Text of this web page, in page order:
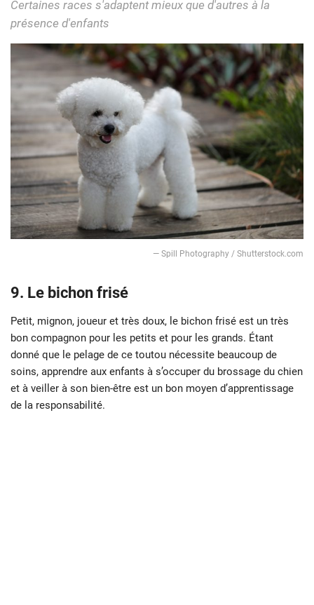
Certaines races s'adaptent mieux que d'autres à la
présence d'enfants
— Spill Photography / Shutterstock.com
9. Le bichon frisé
Petit, mignon, joueur et très doux, le bichon frisé est un très
bon compagnon pour les petits et pour les grands. Étant
donné que le pelage de ce toutou nécessite beaucoup de
soins, apprendre aux enfants à s’occuper du brossage du chien
et à veiller à son bien-être est un bon moyen d’apprentissage
de la responsabilité.